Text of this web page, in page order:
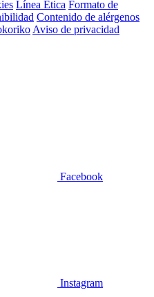
Línea Ética Formato de
Contenido de alérgenos
Aviso de privacidad
Facebook
Instagram